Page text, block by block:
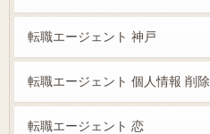
転職エージェント 神戸
転職エージェント 個人情報 削除
転職エージェント 恋